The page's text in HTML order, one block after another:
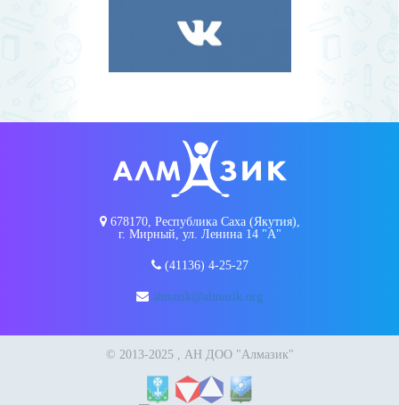
678170, Республика Саха (Якутия),
г. Мирный, ул. Ленина 14 "А"
(41136) 4-25-27
almazik@almazik.org
© 2013-2025 , АН ДОО "Алмазик"